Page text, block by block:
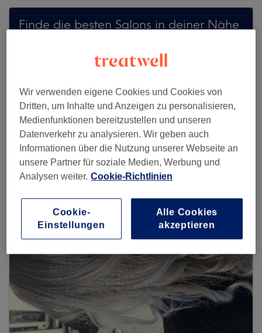
Finde die besten Salons in deiner Nähe
Auf Treatwell finden
Mehr Salons anzeigen
Wir verwenden eigene Cookies und Cookies von
Dritten, um Inhalte und Anzeigen zu personalisieren,
Medienfunktionen bereitzustellen und unseren
Datenverkehr zu analysieren. Wir geben auch
Informationen über die Nutzung unserer Webseite an
unsere Partner für soziale Medien, Werbung und
Analysen weiter. Cookie-Richtlinien
Cookie-
Einstellungen
Alle Cookies
akzeptieren